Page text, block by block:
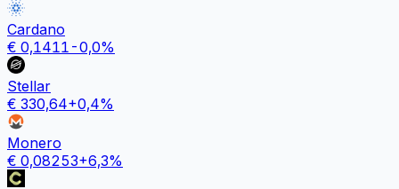
Cardano
€ 0,1411 -0,0%
Stellar
€ 330,64+0,4%
Monero
€ 0,08253+6,3%